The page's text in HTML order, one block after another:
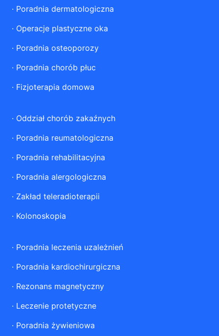
· Poradnia dermatologiczna
· Operacje plastyczne oka
· Poradnia osteoporozy
· Poradnia chorób płuc
· Fizjoterapia domowa
· Oddział chorób zakaźnych
· Poradnia reumatologiczna
· Poradnia rehabilitacyjna
· Poradnia alergologiczna
· Zakład teleradioterapii
· Kolonoskopia
· Poradnia leczenia uzależnień
· Poradnia kardiochirurgiczna
· Rezonans magnetyczny
· Leczenie protetyczne
· Poradnia żywieniowa